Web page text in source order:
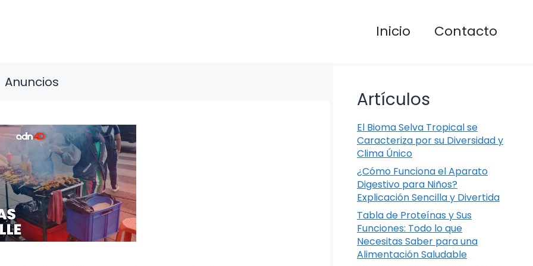
Inicio Contacto
Anuncios
Artículos
El Bioma Selva Tropical se
Caracteriza por su Diversidad y
Clima Único
¿Cómo Funciona el Aparato
Digestivo para Niños?
Explicación Sencilla y Divertida
Tabla de Proteínas y Sus
Funciones: Todo lo que
Necesitas Saber para una
Alimentación Saludable